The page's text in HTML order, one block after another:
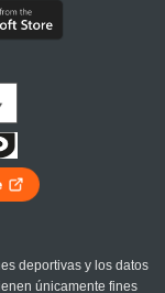
deportivas y los datos
únicamente fines